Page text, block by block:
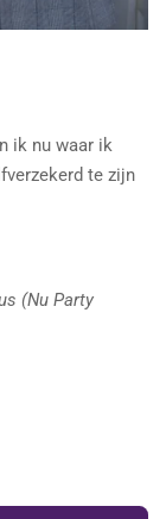
ik nu waar ik
te zijn
(Nu Party